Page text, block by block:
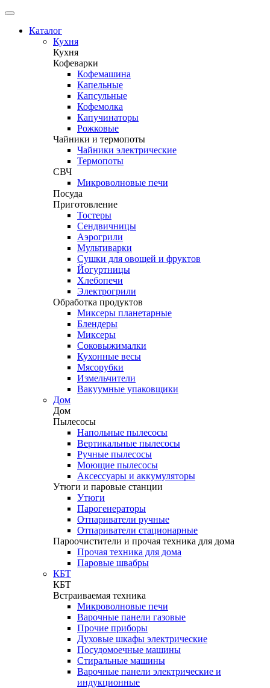
Каталог
Кухня
Кухня
Кофеварки
Кофемашина
Капельные
Капсульные
Кофемолка
Капучинаторы
Рожковые
Чайники и термопоты
Чайники электрические
Термопоты
СВЧ
Микроволновые печи
Посуда
Приготовление
Тостеры
Сендвичницы
Аэрогрили
Мультиварки
Сушки для овощей и фруктов
Йогуртницы
Хлебопечи
Электрогрили
Обработка продуктов
Миксеры планетарные
Блендеры
Миксеры
Соковыжималки
Кухонные весы
Мясорубки
Измельчители
Вакуумные упаковщики
Дом
Дом
Пылесосы
Напольные пылесосы
Вертикальные пылесосы
Ручные пылесосы
Моющие пылесосы
Аксессуары и аккумуляторы
Утюги и паровые станции
Утюги
Парогенераторы
Отпариватели ручные
Отпариватели стационарные
Пароочистители и прочая техника для дома
Прочая техника для дома
Паровые швабры
КБТ
КБТ
Встраиваемая техника
Микроволновые печи
Варочные панели газовые
Прочие приборы
Духовые шкафы электрические
Посудомоечные машины
Стиральные машины
Варочные панели электрические и
индукционные